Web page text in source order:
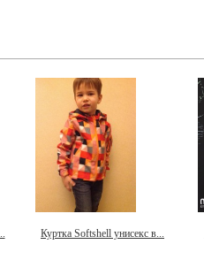
Куртка Softshell унисекс в...